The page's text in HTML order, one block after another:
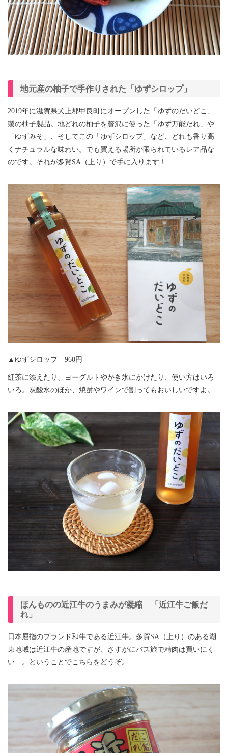
地元産の柚子で手作りされた「ゆずシロップ」
2019年に滋賀県犬上郡甲良町にオープンした「ゆずのだいどこ」
製の柚子製品。地どれの柚子を贅沢に使った「ゆず万能だれ」や
「ゆずみそ」、そしてこの「ゆずシロップ」など、どれも香り高
くナチュラルな味わい。でも買える場所が限られているレア品な
のです。それが多賀SA（上り）で手に入ります！
▲ゆずシロップ 960円
紅茶に添えたり、ヨーグルトやかき氷にかけたり、使い方はいろ
いろ。炭酸水のほか、焼酎やワインで割ってもおいしいですよ。
ほんものの近江牛のうまみが凝縮 「近江牛ご飯だ
れ」
日本屈指のブランド和牛である近江牛。多賀SA（上り）のある湖
東地域は近江牛の産地ですが、さすがにバス旅で精肉は買いにく
い…。ということでこちらをどうぞ。